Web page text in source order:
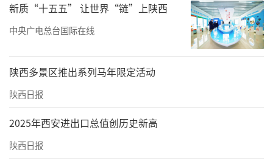
新质“十五五” 让世界“链”上陕西
中央广电总台国际在线
陕西多景区推出系列马年限定活动
陕西日报
2025年西安进出口总值创历史新高
陕西日报